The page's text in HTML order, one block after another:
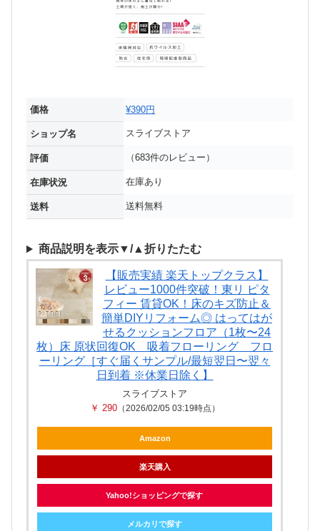
価格 ¥390円
ショップ名 スライブストア
評価 （683件のレビュー）
在庫状況 在庫あり
送料 送料無料
商品説明を表示▼/▲折りたたむ
【販売実績 楽天トップクラス】
レビュー1000件突破！東リ ピタ
フィー 賃貸OK！床のキズ防止＆
簡単DIYリフォーム◎ はってはが
せるクッションフロア（1枚〜24
枚）床 原状回復OK 吸着フローリング フロ
ーリング［すぐ届くサンプル/最短翌日〜翌々
日到着 ※休業日除く】
スライブストア
￥ 290（2026/02/05 03:19時点）
Amazon
楽天購入
Yahoo!ショッピングで探す
メルカリで探す